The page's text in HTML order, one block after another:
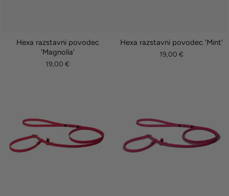
Hexa razstavni povodec
'Magnolia'
19,00 €
Hexa razstavni povodec 'Mint'
19,00 €